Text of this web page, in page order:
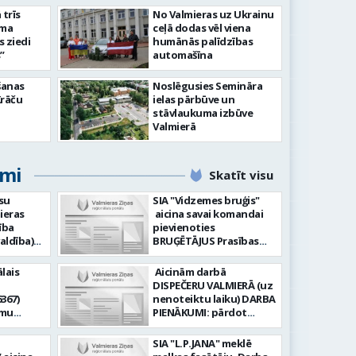
trīs
ziedi
slimnīcā
No Valmieras uz Ukrainu
ceļā dodas vēl viena
humānās palīdzības
automašīna
Noslēgusies Semināra
ielas pārbūve un
stāvlaukuma izbūve
Valmierā
Skatīt visu
(uz
SIA "Vidzemes bruģis"
aicina savai komandai
pievienoties
BRUĢĒTĀJUS Prasības
pretendentiem: Vēlme
strādāt - augsta
atbildības sajūta pret
darbu, precizitāte;
Pieredze bruģēšanā vai
ceļu būvniecībā. Darba
pienākumi: Bruģakmens
ieklāšana; Ceļu, ielas
Aicinām darbā
DISPEČERU VALMIERĀ (uz
nenoteiktu laiku) DARBA
PIENĀKUMI: pārdot
braukšanas
dokumentus organizēt
un koordinēt autobusu
SIA "L.P.JANA" meklē